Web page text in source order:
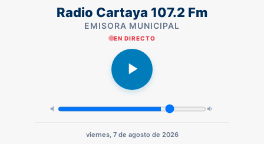
Radio Cartaya 107.2 Fm
EMISORA MUNICIPAL
EN DIRECTO
viernes, 7 de agosto de 2026